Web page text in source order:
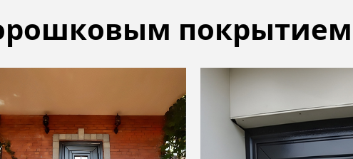
покрытием